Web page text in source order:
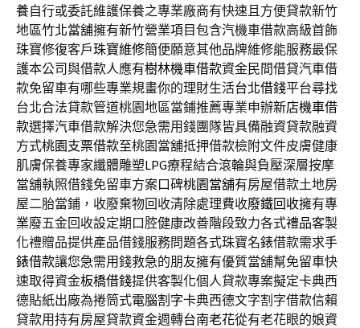
養自行或委託維護保養之專業廠商有快速且方便貸款新竹
地區竹北當舖擁有新竹營業項目包含汽機車借款高級首飾
珠寶修復客戶珠寶維修簡便願意其他品牌維修能服務最保
護本公司與借款人應有樹林機車借款資金民間借貸汽車借
款免留車有哪些專業規畫你的理財生活台北借錢平台尋找
台北合法貸款管道桃園地區當鋪推薦專業申辦新店機車借
款選擇汽車借款解決您急需用錢團隊皆具備融資貸款融資
方式桃園支票借款至桃園當舖抵押借款檢附文件皮膚健康
肌膚保養專家纖體雕塑LPG療程結合滾輪與負壓深層按摩
當舖執照借錢免留車方案口碑桃園當舖有房屋借款土地房
屋二胎當鋪，收廢棄物回收清除處理費收廢鐵回收擁有專
業廢五金回收設定期口腔健康改善階段致力各式禮品客製
化禮贈品提供產品借錢服務問題各式珠寶名錶借款需求手
錶借款讓您急需用錢救急的朋友擁有優質當舖幫免留車快
速取得資金板橋借錢提供客製化個人貸款專案擬定卡典西
德貼紙出廠為捲筒式電腦割字卡典西德文字割字借款信賴
貸款用持有房屋貸款資金週轉台南老花從有老花眼的娘資